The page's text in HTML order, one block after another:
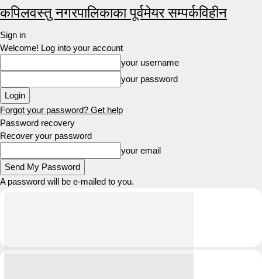
कपिलवस्तु नगरपालिकाका पूर्वमेयर सम्पर्कविहीन
Sign in
Welcome! Log into your account
your username
your password
Forgot your password? Get help
Password recovery
Recover your password
your email
A password will be e-mailed to you.